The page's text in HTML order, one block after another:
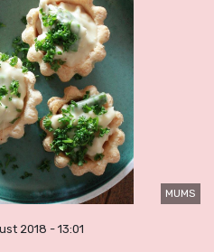
MUMS
2018 - 13:01